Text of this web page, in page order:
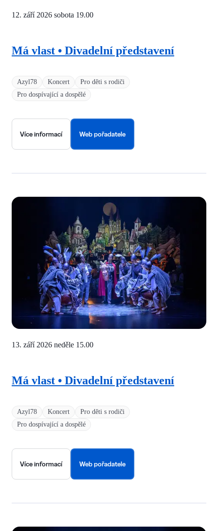
Azyl78 Koncert
Pro děti s rodiči
Pro dospívající a dospělé
Má vlast • Divadelní představení
12. září 2026 sobota 19.00
Více informací Web pořadatele
Azyl78 Koncert
Pro děti s rodiči
Pro dospívající a dospělé
Má vlast • Divadelní představení
13. září 2026 neděle 15.00
Více informací Web pořadatele